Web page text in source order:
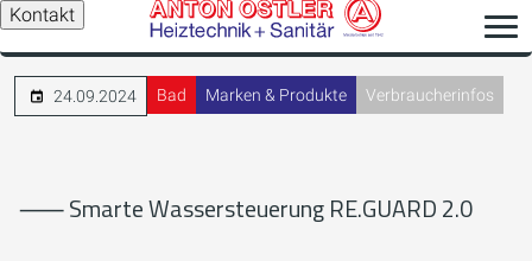
Kontakt
24.09.2024 Bad Marken & Produkte Verbraucherinfos
⸺ Smarte Wassersteuerung RE.GUARD 2.0